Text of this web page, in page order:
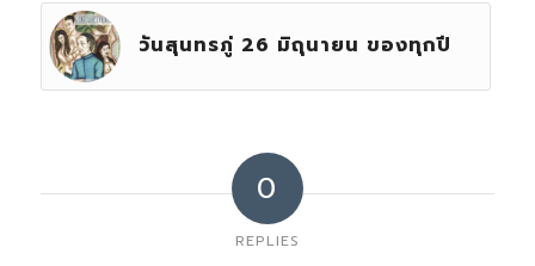
วันสุนทรภู่ 26 มิถุนายน ของทุกปี
0
REPLIES